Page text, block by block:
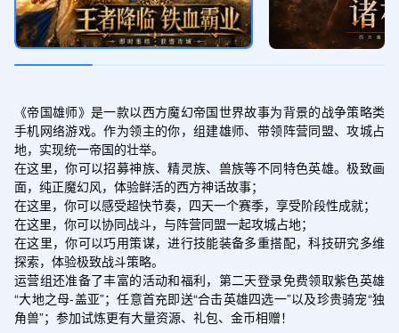
强化礼包
领取
经验礼包
战时物资 * 3 (绑定）、高级沙漏 * 5 (绑
定）
成长礼包
100银币 * 100 (绑定）、100黑铁 * 100
(绑定）、100粮草 * 100 (绑定）、100木
材 * 100 (绑定）
《帝国雄师》是一款以西方魔幻帝国世界故事为背景的战争策略类
手机网络游戏。作为领主的你，组建雄师、带领阵营同盟、攻城占
地，实现统一帝国的壮举。
在这里，你可以招募神族、精灵族、兽族等不同特色英雄。极致画
面，纯正魔幻风，体验鲜活的西方神话故事；
在这里，你可以感受超快节奏，四天一个赛季，享受阶段性成就；
在这里，你可以协同战斗，与阵营同盟一起攻城占地；
在这里，你可以巧用策谋，进行技能装备多重搭配，科技研究多维
探索，体验极致战斗策略。
运营组还准备了丰富的活动和福利，第二天登录免费领取紫色英雄
“大地之母-盖亚”；任意首充即送“合击英雄四选一”以及珍贵骑宠“独
角兽”；参加试炼更有大量资源、礼包、金币相赠！